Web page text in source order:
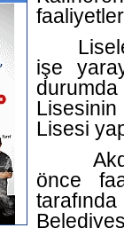
işe
Lisesi
önce